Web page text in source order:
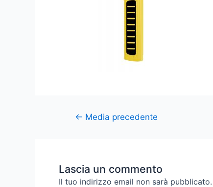
← Media precedente
Lascia un commento
Il tuo indirizzo email non sarà pubblicato.